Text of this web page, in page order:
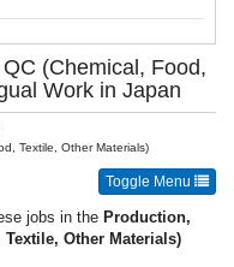
(Chemical, Food,
Work in Japan
Textile, Other Materials)
Toggle Menu
jobs in the Production,
Textile, Other Materials)